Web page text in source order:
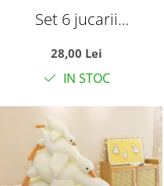
Set 6 jucarii
suprafete moi siliconate
pentru dentitia
bebelusilor
28,00 Lei
IN STOC